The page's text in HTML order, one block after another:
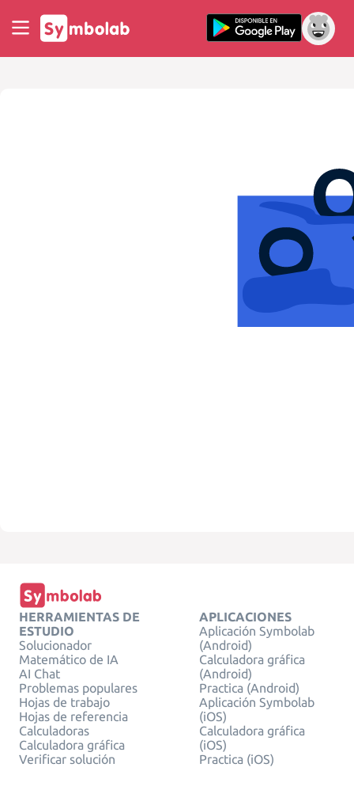
HERRAMIENTAS DE
ESTUDIO
Solucionador
Matemático de IA
AI Chat
Problemas populares
Hojas de trabajo
Hojas de referencia
Calculadoras
Calculadora gráfica
Verificar solución
APLICACIONES
Aplicación Symbolab
(Android)
Calculadora gráfica
(Android)
Practica (Android)
Aplicación Symbolab
(iOS)
Calculadora gráfica
(iOS)
Practica (iOS)